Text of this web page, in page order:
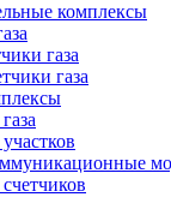
комплексы
газа
газа